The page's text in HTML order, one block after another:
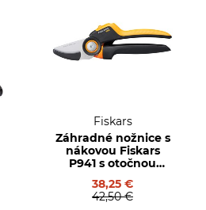
Fiskars
Záhradné nožnice s
nákovou Fiskars
P941 s otočnou
38,25 €
42,50 €